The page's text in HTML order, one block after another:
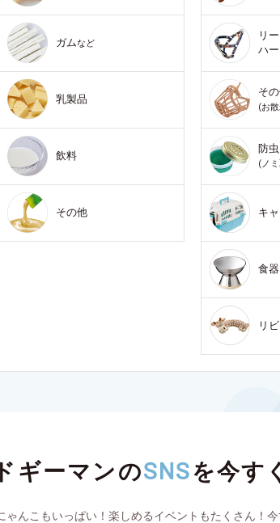
ガムなど
乳製品
飲料
その他
リ
ハ
そ
(お
防虫
(ノ
キ
食
リ
ドギーマンのSNSを今す
ゃんこもいっぱい！楽しめるイベントもたくさん！